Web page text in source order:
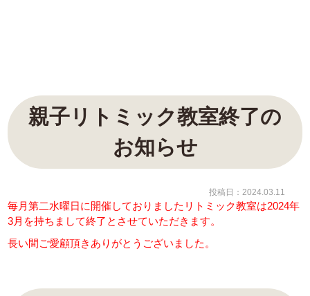
親子リトミック教室終了の
お知らせ
投稿日：2024.03.11
毎月第二水曜日に開催しておりましたリトミック教室は2024年
3月を持ちまして終了とさせていただきます。
長い間ご愛顧頂きありがとうございました。